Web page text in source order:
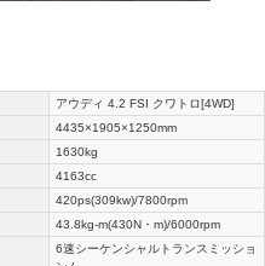
アウディ 4.2 FSI クワトロ[4WD]
4435×1905×1250mm
1630kg
4163cc
420ps(309kw)/7800rpm
43.8kg-m(430N・m)/6000rpm
6速シーケンシャルトランスミッショ